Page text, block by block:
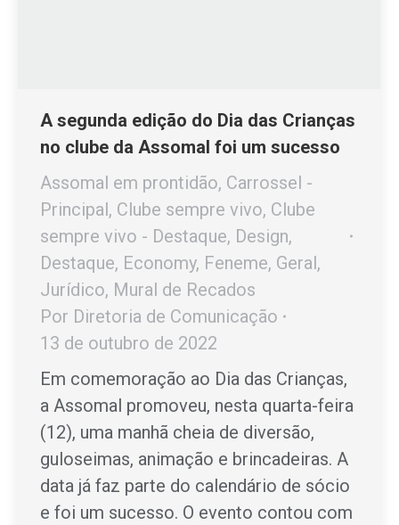
A segunda edição do Dia das Crianças
no clube da Assomal foi um sucesso
Assomal em prontidão, Carrossel -
Principal, Clube sempre vivo, Clube
sempre vivo - Destaque, Design,
Destaque, Economy, Feneme, Geral,
Jurídico, Mural de Recados
Por Diretoria de Comunicação
13 de outubro de 2022
Em comemoração ao Dia das Crianças,
a Assomal promoveu, nesta quarta-feira
(12), uma manhã cheia de diversão,
guloseimas, animação e brincadeiras. A
data já faz parte do calendário de sócio
e foi um sucesso. O evento contou com